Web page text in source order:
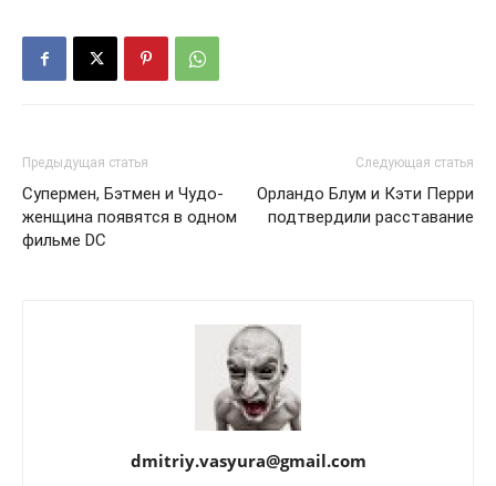
Предыдущая статья
Супермен, Бэтмен и Чудо-
женщина появятся в одном
фильме DC
Следующая статья
Орландо Блум и Кэти Перри
подтвердили расставание
dmitriy.vasyura@gmail.com